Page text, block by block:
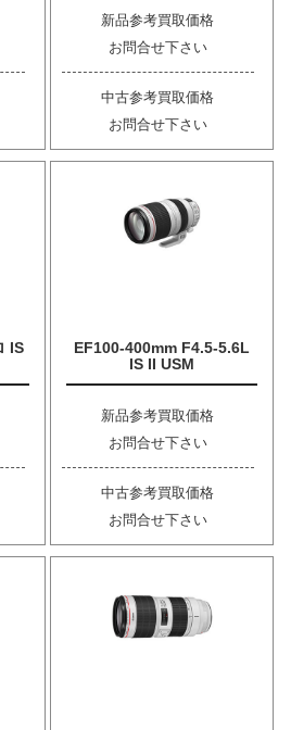
新品参考買取価格
お問合せ下さい
中古参考買取価格
お問合せ下さい
IS
EF100-400mm F4.5-5.6L
IS II USM
新品参考買取価格
お問合せ下さい
中古参考買取価格
お問合せ下さい